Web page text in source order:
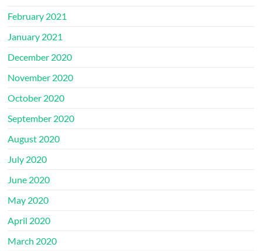
February 2021
January 2021
December 2020
November 2020
October 2020
September 2020
August 2020
July 2020
June 2020
May 2020
April 2020
March 2020